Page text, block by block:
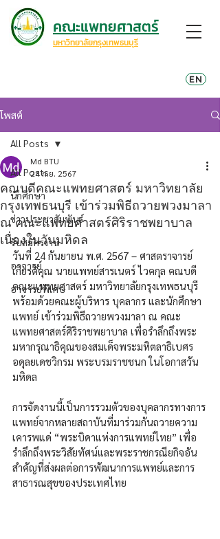
มหาวิทยาลัยกรุงเทพธนบุรี
EN
คณะแพทยศาสตร์
โพสต์
All Posts
นักศึกษา
ข่าวประชาสัมพันธ์
รับสมัครงาน
อาจารย์
อาจารย์พิเศษ
All Posts
คณบดีคณะแพทยศาสตร์ มหาวิทยาลัย
กรุงเทพธนบุรี เข้าร่วมพิธีถวายพวงมาลา
ณ คณะแพทยศาสตร์ศิริราชพยาบาล
เนื่องในวันมหิดล
Md BTU
24 ก.ย. 2567
วันที่ 24 กันยายน พ.ศ. 2567 – ศาสตราจารย์
เกียรติคุณ นายแพทย์สารเนตร์ ไวคกุล คณบดี
คณะแพทยศาสตร์ มหาวิทยาลัยกรุงเทพธนบุรี
พร้อมด้วยคณะผู้บริหาร บุคลากร และนักศึกษา
แพทย์ เข้าร่วมพิธีถวายพวงมาลา ณ คณะ
แพทยศาสตร์ศิริราชพยาบาล เพื่อรำลึกถึงพระ
มหากรุณาธิคุณของสมเด็จพระมหิตลาธิเบศร
อดุลยเดชวิกรม พระบรมราชชนก ในโอกาสวัน
มหิดล
การจัดงานนี้เป็นการรวมตัวของบุคลากรทางการ
แพทย์จากหลายสถาบันที่มาร่วมกันถวายความ
เคารพแด่ “พระบิดาแห่งการแพทย์ไทย” เพื่อ
รำลึกถึงพระวิสัยทัศน์และพระราชกรณียกิจอัน
สำคัญที่ส่งผลต่อการพัฒนาการแพทย์และการ
สาธารณสุขของประเทศไทย